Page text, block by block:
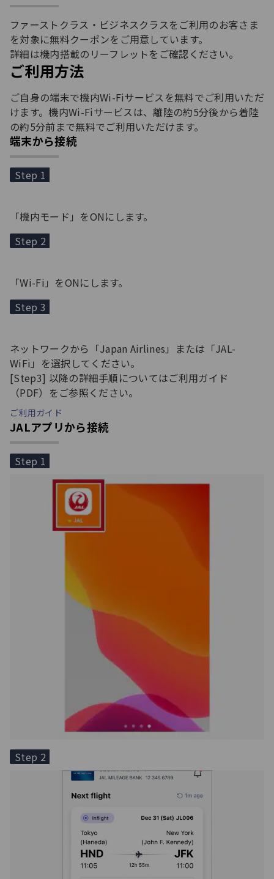
ファーストクラス・ビジネスクラスをご利用のお客さま
を対象に無料クーポンをご用意しています。
詳細は機内搭載のリーフレットをご確認ください。
ご利用方法
ご自身の端末で機内Wi-Fiサービスを無料でご利用いただ
けます。機内Wi-Fiサービスは、離陸の約5分後から着陸
の約5分前まで無料でご利用いただけます。
端末から接続
Step 1
「機内モード」をONにします。
Step 2
「Wi-Fi」をONにします。
Step 3
ネットワークから「Japan Airlines」または「JAL-
WiFi」を選択してください。
[Step3] 以降の詳細手順についてはご利用ガイド
（PDF）をご参照ください。
ご利用ガイド
JALアプリから接続
Step 1
Step 2